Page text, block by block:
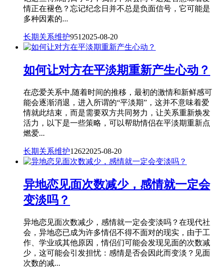
情正在褪色？忘记纪念日并不总是负面信号，它可能是
多种因素的...
长期关系维护951 2025-08-20
如何让对方在平淡期重新产生心动？
在恋爱关系中,随着时间的推移，最初的激情和新鲜感可
能会逐渐消退，进入所谓的“平淡期”，这并不意味着爱
情就此结束，而是需要双方共同努力，让关系重新焕发
活力，以下是一些策略，可以帮助情侣在平淡期重新点
燃爱...
长期关系维护12622025-08-20
异地恋见面次数减少，感情就一定会
变淡吗？
异地恋见面次数减少，感情就一定会变淡吗？在现代社
会，异地恋已成为许多情侣不得不面对的现实，由于工
作、学业或其他原因，情侣们可能会发现见面的次数减
少，这可能会引发担忧：感情是否会因此而变淡？见面
次数的减...